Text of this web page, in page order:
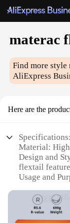
materac
Find more style
AliExpress
Here are the
Specifications:
Material:
Design and
flextail
Usage and
Shape or
portable
Performance